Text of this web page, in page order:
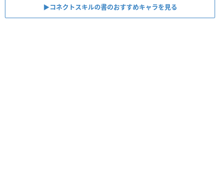
▶︎コネクトスキルの書のおすすめキャラを見る